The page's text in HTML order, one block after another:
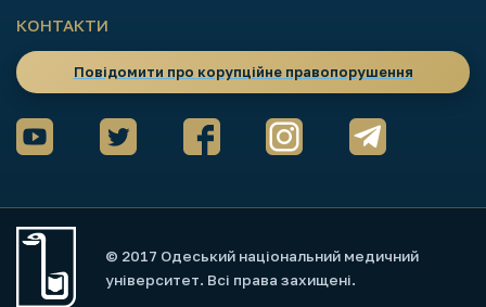
КОНТАКТИ
Повідомити про корупційне правопорушення
© 2017 Одеський національний медичний
університет. Всі права захищені.